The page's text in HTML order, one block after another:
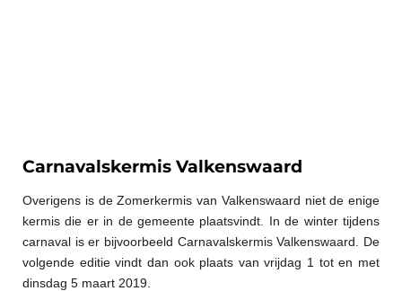
Carnavalskermis Valkenswaard
Overigens is de Zomerkermis van Valkenswaard niet de enige
kermis die er in de gemeente plaatsvindt. In de winter tijdens
carnaval is er bijvoorbeeld Carnavalskermis Valkenswaard. De
volgende editie vindt dan ook plaats van vrijdag 1 tot en met
dinsdag 5 maart 2019.